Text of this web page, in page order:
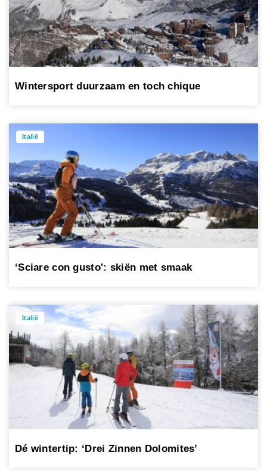
Wintersport duurzaam en toch chique
Italië
‘Sciare con gusto': skiën met smaak
Italië
Dé wintertip: ‘Drei Zinnen Dolomites’